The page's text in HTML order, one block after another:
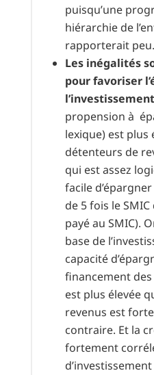
puisqu’une
hiérarchie de
rapporterait peu.
Les inégalités
pour favoriser
propension à
lexique) est plus
détenteurs de
qui est assez
facile
de 5 fois le
payé au SMIC).
base de
capacité
financement
est plus élevée
revenus est
contraire. Et la
fortement